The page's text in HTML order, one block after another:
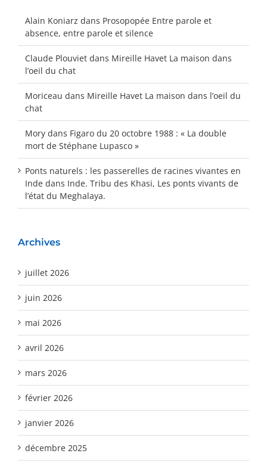
Alain Koniarz dans Prosopopée Entre parole et
absence, entre parole et silence
Claude Plouviet dans Mireille Havet La maison dans
l’oeil du chat
Moriceau dans Mireille Havet La maison dans l’oeil du
chat
Mory dans Figaro du 20 octobre 1988 : « La double
mort de Stéphane Lupasco »
Ponts naturels : les passerelles de racines vivantes en
Inde dans Inde. Tribu des Khasi, Les ponts vivants de
l’état du Meghalaya.
Archives
juillet 2026
juin 2026
mai 2026
avril 2026
mars 2026
février 2026
janvier 2026
décembre 2025